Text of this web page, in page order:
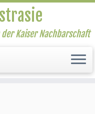
Kaiser Nachbarschaft